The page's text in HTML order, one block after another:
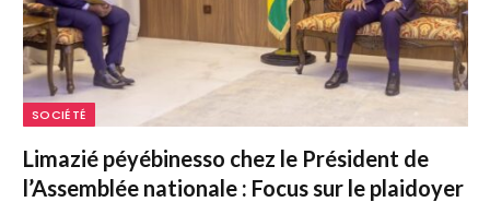
SOCIÉTÉ
Limazié péyébinesso chez le Président de
l’Assemblée nationale : Focus sur le plaidoyer